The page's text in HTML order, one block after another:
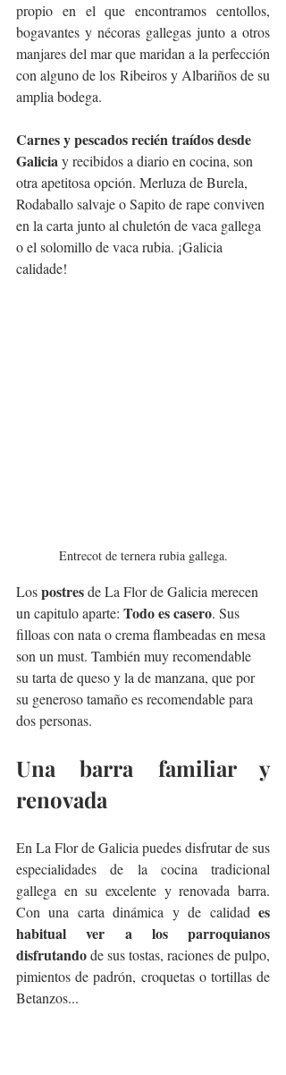
propio en el que encontramos centollos,
bogavantes y nécoras gallegas junto a otros
manjares del mar que maridan a la perfección
con alguno de los Ribeiros y Albariños de su
amplia bodega.
Carnes y pescados recién traídos desde
Galicia y recibidos a diario en cocina, son
otra apetitosa opción. Merluza de Burela,
Rodaballo salvaje o Sapito de rape conviven
en la carta junto al chuletón de vaca gallega
o el solomillo de vaca rubia. ¡Galicia
calidade!
Entrecot de ternera rubia gallega.
Los postres de La Flor de Galicia merecen
un capitulo aparte: Todo es casero. Sus
filloas con nata o crema flambeadas en mesa
son un must. También muy recomendable
su tarta de queso y la de manzana, que por
su generoso tamaño es recomendable para
dos personas.
Una barra familiar y
renovada
En La Flor de Galicia puedes disfrutar de sus
especialidades de la cocina tradicional
gallega en su excelente y renovada barra.
Con una carta dinámica y de calidad es
habitual ver a los parroquianos
disfrutando de sus tostas, raciones de pulpo,
pimientos de padrón, croquetas o tortillas de
Betanzos...